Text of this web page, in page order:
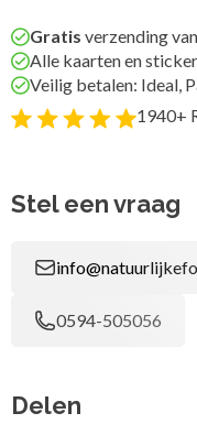
Gratis verzending
Alle kaarten en
Veilig betalen: Ideal,
1940+
Stel een vraag
0594-505056
Delen